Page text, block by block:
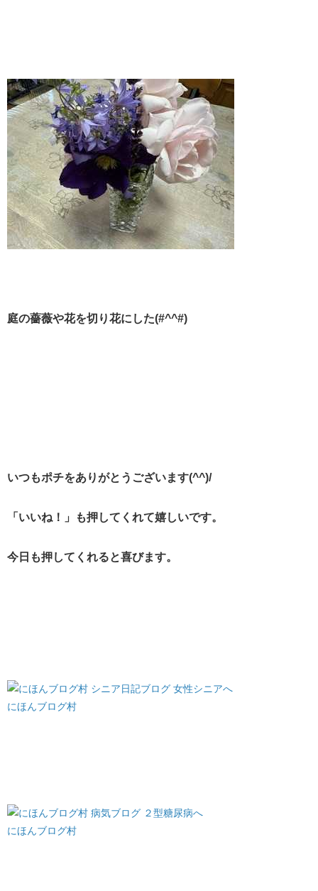
庭の薔薇や花を切り花にした(#^^#)
いつもポチをありがとうございます(^^)/
「いいね！」も押してくれて嬉しいです。
今日も押してくれると喜びます。
にほんブログ村
にほんブログ村